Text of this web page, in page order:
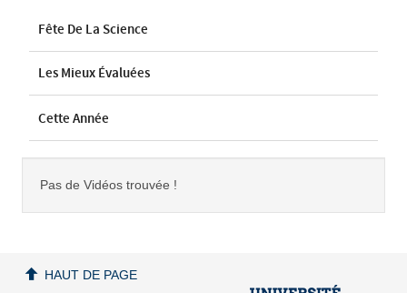
Fête De La Science
Les Mieux Évaluées
Cette Année
Pas de Vidéos trouvée !
HAUT DE PAGE